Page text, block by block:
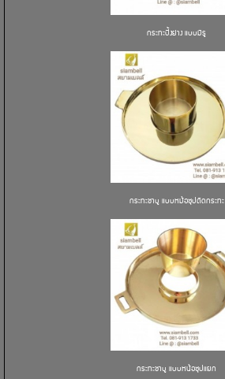
กระทะปิ้งย่าง แบบมีรู
กระทะชาบู แบบหม้อซุปติดกระทะ
กระทะชาบู แบบหน้อซุปแยก